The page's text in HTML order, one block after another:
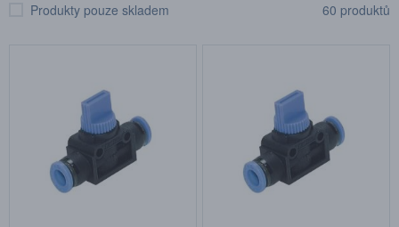
Produkty pouze skladem 60 produktů